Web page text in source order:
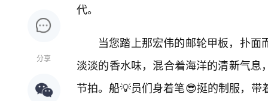
分享
代。
当您踏上那宏伟的邮轮甲板，扑
淡淡的香水味，混合着海洋的清新气
节拍。船💡员们身着笔😎挺的制服，